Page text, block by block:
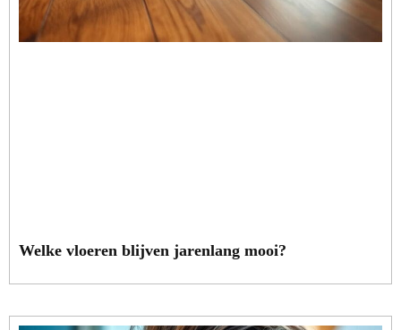
Welke vloeren blijven jarenlang mooi?